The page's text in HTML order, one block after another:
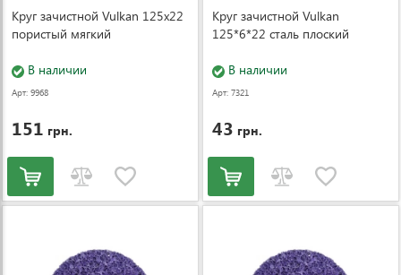
Круг зачистной Vulkan 125x22
пористый мягкий
В наличии
Арт: 9968
151 грн.
Круг зачистной Vulkan
125*6*22 сталь плоский
В наличии
Арт: 7321
43 грн.